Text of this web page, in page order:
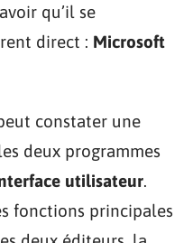
qu’il se
direct : Microsoft
constater une
deux programmes
utilisateur.
fonctions principales